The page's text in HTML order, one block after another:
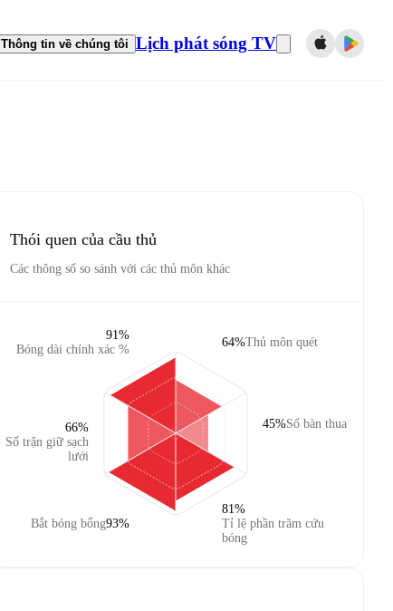
Thông tin về chúng tôi Lịch phát sóng TV
Thói quen của cầu thủ
Các thông số so sánh với các thủ môn khác
Bóng dài chính xác %
91%
Số trận giữ sạch
lưới
66%
Bắt bóng bổng93%
Thủ môn quét
64%
Số bàn thua
45%
Tỉ lệ phần trăm cứu
bóng
81%